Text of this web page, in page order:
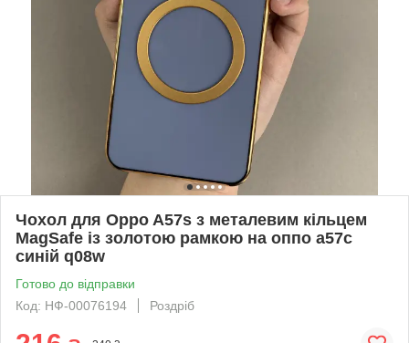
Чохол для Oppo A57s з металевим кільцем
MagSafe із золотою рамкою на оппо а57с
синій q08w
Готово до відправки
Код: НФ-00076194
Роздріб